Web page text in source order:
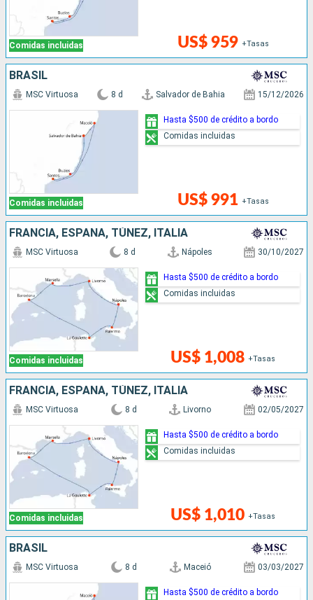
Comidas incluidas US$ 959 +Tasas
BRASIL
Comidas incluidas
MSC Virtuosa 8 d Salvador de Bahia 15/12/2026
US$ 991 +Tasas
Hasta $500 de crédito a bordo
Comidas incluidas
FRANCIA, ESPAÑA, TÚNEZ, ITALIA
Comidas incluidas
MSC Virtuosa 8 d Nápoles 30/10/2027
US$ 1,008 +Tasas
Hasta $500 de crédito a bordo
Comidas incluidas
FRANCIA, ESPAÑA, TÚNEZ, ITALIA
Comidas incluidas
MSC Virtuosa 8 d Livorno 02/05/2027
US$ 1,010 +Tasas
Hasta $500 de crédito a bordo
Comidas incluidas
BRASIL
MSC Virtuosa 8 d Maceió 03/03/2027
Hasta $500 de crédito a bordo